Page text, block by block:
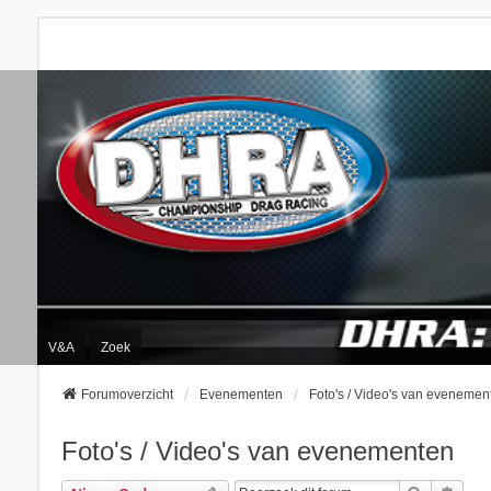
V&A Zoek
Forumoverzicht Evenementen Foto's / Video's van
Foto's / Video's van evenementen